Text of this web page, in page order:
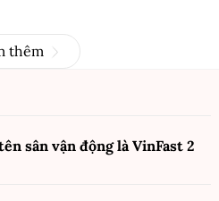
thêm
sân vận động là VinFast 2